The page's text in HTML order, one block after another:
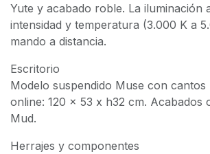
Yute y acabado roble. La iluminación
intensidad y temperatura (3.000 K a
mando a distancia.
Escritorio
Modelo suspendido Muse con cantos
online: 120 x 53 x h32 cm. Acabados
Mud.
Herrajes y componentes